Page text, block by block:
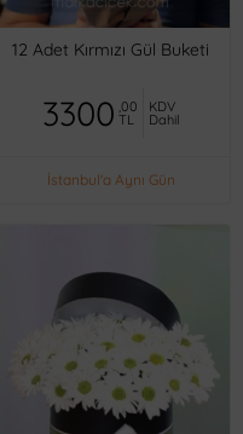
12 Adet Kırmızı Gül Buketi
3300 ,00
TL
KDV
Dahil
İstanbul'a Aynı Gün